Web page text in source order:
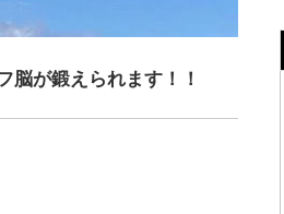
が鍛えられます！！